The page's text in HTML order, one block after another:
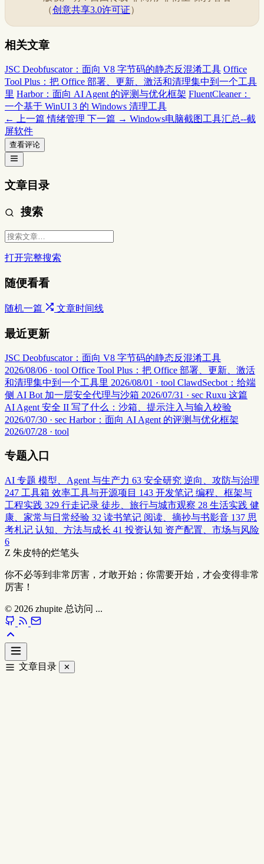
（创意共享3.0许可证）
相关文章
JSC Deobfuscator：面向 V8 字节码的静态反混淆工具 Office
Tool Plus：把 Office 部署、更新、激活和清理集中到一个工具
里 Harbor：面向 AI Agent 的评测与优化框架 FluentCleaner：
一个基于 WinUI 3 的 Windows 清理工具
← 上一篇 情绪管理 下一篇 → Windows电脑截图工具汇总--截
屏软件
查看评论
文章目录
搜索
打开完整搜索
随便看看
随机一篇 文章时间线
最近更新
JSC Deobfuscator：面向 V8 字节码的静态反混淆工具
2026/08/06 · tool Office Tool Plus：把 Office 部署、更新、激活
和清理集中到一个工具里 2026/08/01 · tool ClawdSecbot：给端
侧 AI Bot 加一层安全代理与沙箱 2026/07/31 · sec Ruxu 这篇
AI Agent 安全 II 写了什么：沙箱、提示注入与输入校验
2026/07/30 · sec Harbor：面向 AI Agent 的评测与优化框架
2026/07/28 · tool
专题入口
AI 专题 模型、Agent 与生产力 63 安全研究 逆向、攻防与治理
247 工具箱 效率工具与开源项目 143 开发笔记 编程、框架与
工程实践 329 行走记录 徒步、旅行与城市观察 28 生活实践 健
康、家常与日常经验 32 读书笔记 阅读、摘抄与书影音 137 思
考札记 认知、方法与成长 41 投资认知 资产配置、市场与风险
6
Z 朱皮特的烂笔头
你不必等到非常厉害，才敢开始；你需要开始，才会变得非常
厉害！
© 2026 zhupite 总访问 ...
文章目录 ✕